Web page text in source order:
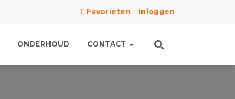
Favorieten Inloggen
ONDERHOUD CONTACT